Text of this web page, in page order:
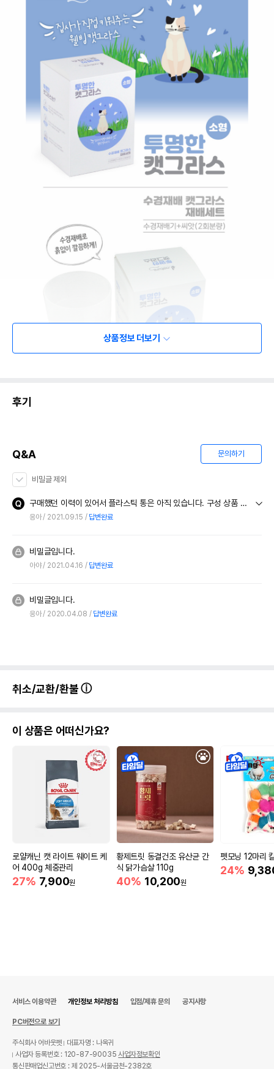
상품정보 더보기
후기
Q&A 문의하기
비밀글 제외
구매했던 이력이 있어서 플라스틱 통은 아직 있습니다. 구성 상품 중 씨앗만 구매하고 싶어요!
응아 2021.09.15 답변완료
비밀글입니다.
아야 2021.04.16 답변완료
비밀글입니다.
응아 2020.04.08 답변완료
취소/교환/환불
이 상품은 어떠신가요?
로얄캐닌 캣 라이트 웨이트 케
어 400g 체중관리
27% 7,900원
황제트릿 동결건조 유산균 간
식 닭가슴살 110g
40% 10,200원
펫모닝 12마리
24%
서비스 이용약관 개인정보 처리방침 입점/제휴 문의 공지사항
PC버전으로 보기
주식회사 어바웃펫
대표자명 : 나옥귀
사업자 등록번호 : 120-87-90035사업자정보확인
통신판매업신고번호 : 제 2025-서울금천-2382호